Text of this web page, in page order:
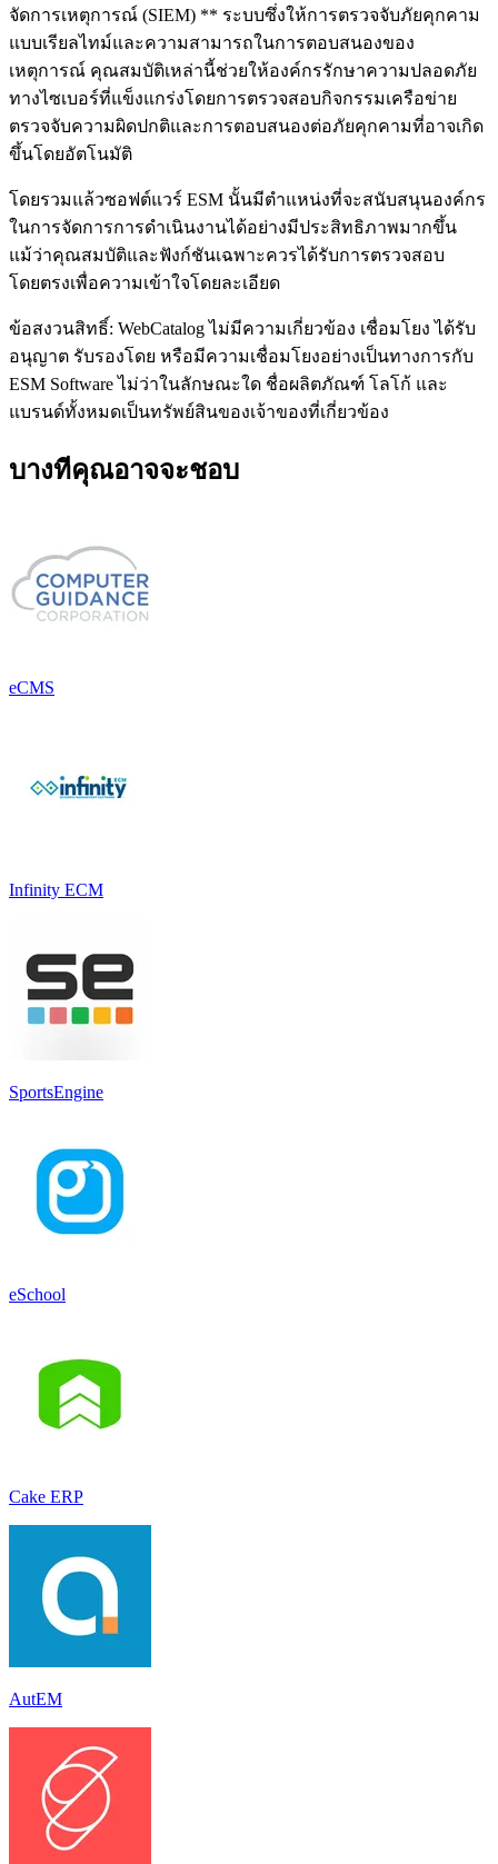
จัดการเหตุการณ์ (SIEM) ** ระบบซึ่งให้การตรวจจับภัยคุกคาม
แบบเรียลไทม์และความสามารถในการตอบสนองของ
เหตุการณ์ คุณสมบัติเหล่านี้ช่วยให้องค์กรรักษาความปลอดภัย
ทางไซเบอร์ที่แข็งแกร่งโดยการตรวจสอบกิจกรรมเครือข่าย
ตรวจจับความผิดปกติและการตอบสนองต่อภัยคุกคามที่อาจเกิด
ขึ้นโดยอัตโนมัติ
โดยรวมแล้วซอฟต์แวร์ ESM นั้นมีตำแหน่งที่จะสนับสนุนองค์กร
ในการจัดการการดำเนินงานได้อย่างมีประสิทธิภาพมากขึ้น
แม้ว่าคุณสมบัติและฟังก์ชันเฉพาะควรได้รับการตรวจสอบ
โดยตรงเพื่อความเข้าใจโดยละเอียด
ข้อสงวนสิทธิ์: WebCatalog ไม่มีความเกี่ยวข้อง เชื่อมโยง ได้รับ
อนุญาต รับรองโดย หรือมีความเชื่อมโยงอย่างเป็นทางการกับ
ESM Software ไม่ว่าในลักษณะใด ชื่อผลิตภัณฑ์ โลโก้ และ
แบรนด์ทั้งหมดเป็นทรัพย์สินของเจ้าของที่เกี่ยวข้อง
บางทีคุณอาจจะชอบ
eCMS
Infinity ECM
SportsEngine
eSchool
Cake ERP
AutEM